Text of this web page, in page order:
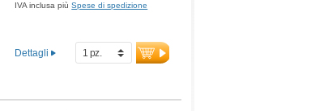
IVA inclusa piùSpese di spedizione
Dettagli